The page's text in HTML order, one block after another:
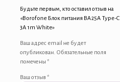
Будьте первым, кто оставил отзыв на
«Borofone Блок питания BA25A Type-C
3A 1m White»
Ваш адрес email не будет
опубликован. Обязательные поля
помечены *
Ваш отзыв *